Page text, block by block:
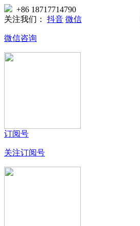
+86 18717714790
关注我们：
抖音 微信
微信咨询
订阅号
关注订阅号